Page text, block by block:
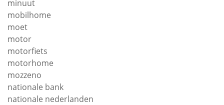
minuut
mobilhome
moet
motor
motorfiets
motorhome
mozzeno
nationale bank
nationale nederlanden